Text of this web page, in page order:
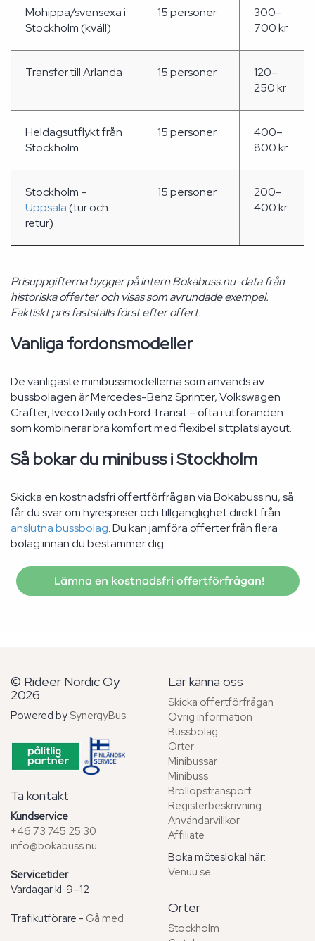
Möhippa/svensexa i
Stockholm (kväll)
15 personer
300–
700 kr
Transfer till Arlanda 15 personer
120–
250 kr
Heldagsutflykt från
Stockholm
15 personer
400–
800 kr
Stockholm –
Uppsala(tur och
retur)
15 personer
200–
400 kr
Prisuppgifterna bygger på intern Bokabuss.nu-data från
historiska offerter och visas som avrundade exempel.
Faktiskt pris fastställs först efter offert.
Vanliga fordonsmodeller
De vanligaste minibussmodellerna som används av
bussbolagen är Mercedes-Benz Sprinter, Volkswagen
Crafter, Iveco Daily och Ford Transit – ofta i utföranden
som kombinerar bra komfort med flexibel sittplatslayout.
Så bokar du minibuss i Stockholm
Skicka en kostnadsfri offertförfrågan via Bokabuss.nu, så
får du svar om hyrespriser och tillgänglighet direkt från
anslutna bussbolag. Du kan jämföra offerter från flera
bolag innan du bestämmer dig.
Lämna en kostnadsfri offertförfrågan!
© Rideer Nordic Oy
2026
Powered by SynergyBus
Ta kontakt
Kundservice
+46 73 745 25 30
info@bokabuss.nu
Servicetider
Vardagar kl. 9–12
Trafikutförare - Gå med
Lär känna oss
Skicka offertförfrågan
Övrig information
Bussbolag
Orter
Minibussar
Minibuss
Bröllopstransport
Registerbeskrivning
Användarvillkor
Affiliate
Boka möteslokal här:
Venuu.se
Orter
Stockholm